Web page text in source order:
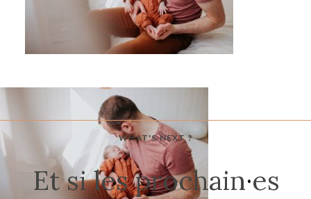
WHAT'S NEXT ?
Et si les prochain·es
PORTFOLIO
JOURNAL